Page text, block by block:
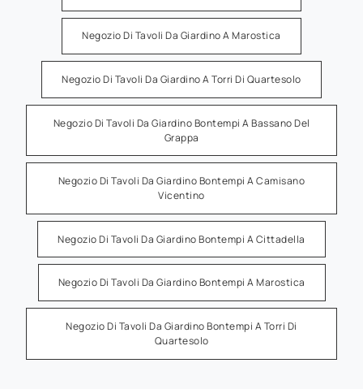
Negozio Di Tavoli Da Giardino A Marostica
Negozio Di Tavoli Da Giardino A Torri Di Quartesolo
Negozio Di Tavoli Da Giardino Bontempi A Bassano Del
Grappa
Negozio Di Tavoli Da Giardino Bontempi A Camisano
Vicentino
Negozio Di Tavoli Da Giardino Bontempi A Cittadella
Negozio Di Tavoli Da Giardino Bontempi A Marostica
Negozio Di Tavoli Da Giardino Bontempi A Torri Di
Quartesolo